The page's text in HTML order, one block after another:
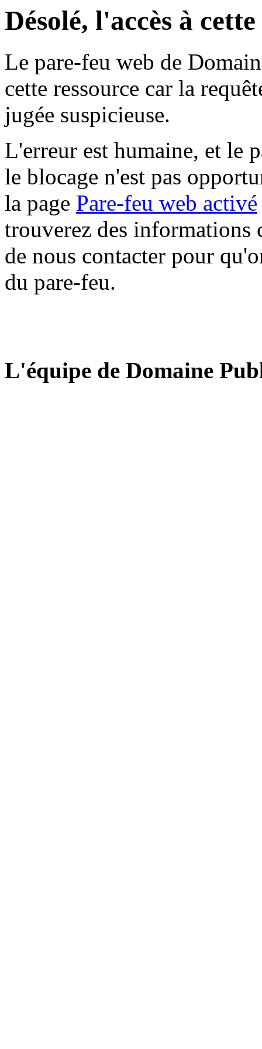
Désolé, l'accès à
Le pare-feu web de
cette ressource car la
jugée suspicieuse.
L'erreur est humaine, et le
le blocage n'est pas
la page Pare-feu web activé
trouverez des informations
de nous contacter pour
du pare-feu.
L'équipe de Domaine